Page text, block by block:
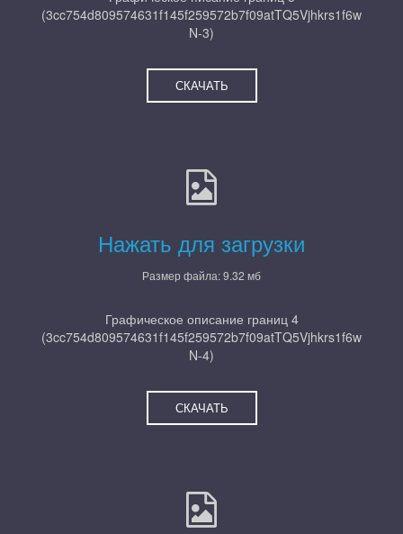
(3cc754d809574631f145f259572b7f09atTQ5Vjhkrs1f6w
N-3)
СКАЧАТЬ
Нажать для загрузки
Размер файла: 9.32 мб
Графическое описание границ 4
(3cc754d809574631f145f259572b7f09atTQ5Vjhkrs1f6w
N-4)
СКАЧАТЬ